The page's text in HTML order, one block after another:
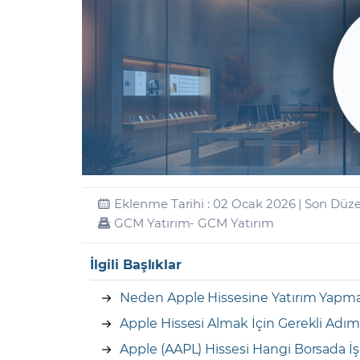
Zarar Olasılığınız Forex Nedir?
İŞLEM PLATFORMLARI
GCM Trader Eğitim Videoları
Finans Sözlüğü
Yurt İçi
Para Güvenliği
Eklenme Tarihi : 02 Ocak 2026 | Son
GCM Yatırım- GCM Yatırım
İlgili Başlıklar
Neden Apple Hissesine Yatırım
Apple Hissesi Almak İçin Gerekli
Apple (AAPL) Hissesi Hangi Borsada